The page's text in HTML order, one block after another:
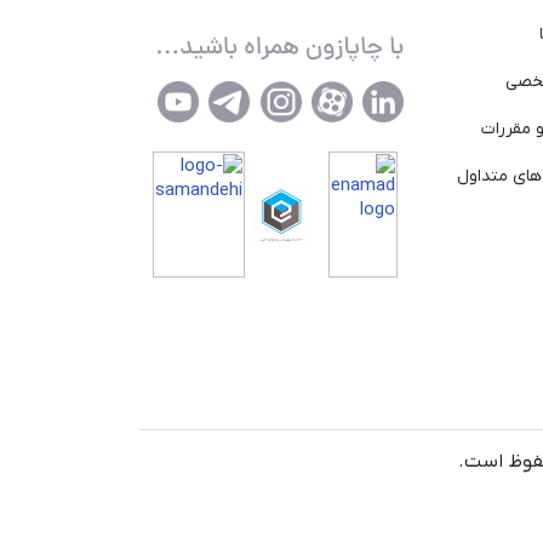
مقررات
متداول
است.